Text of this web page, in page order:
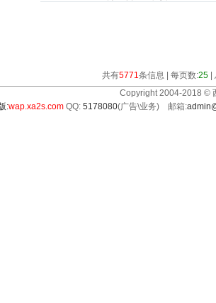
共有5771条信息 | 每页数:25
Copyright 2004-2018 ©
:wap.xa2s.comQQ:5178080(广告\业务) 邮箱: